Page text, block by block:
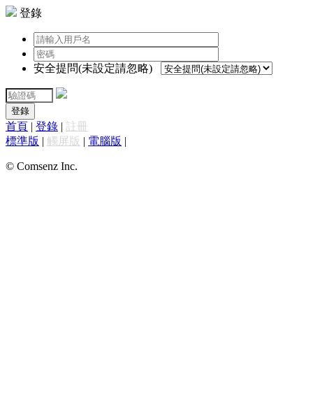
登錄
安全提問(未設定請忽略)
登錄
首頁 | 登錄 | 註冊
標準版 | 觸屏版 | 電腦版 |
© Comsenz Inc.